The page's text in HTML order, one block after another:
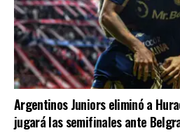
Argentinos Juniors eliminó a
jugará las semifinales ante